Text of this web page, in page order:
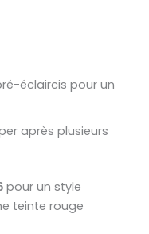
éclaircis pour un
après plusieurs
pour un style
teinte rouge